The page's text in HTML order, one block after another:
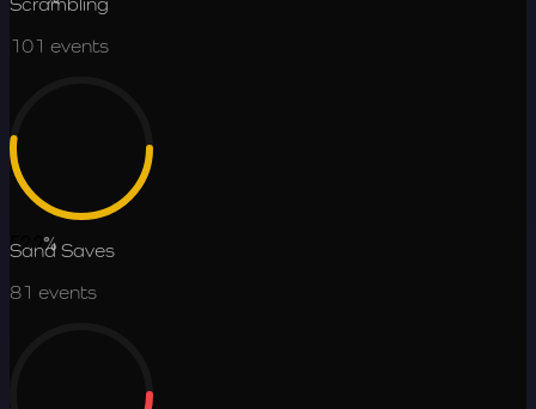
101 events
52.2%
Sand Saves
81 events